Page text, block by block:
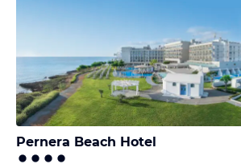
Pernera Beach Hotel